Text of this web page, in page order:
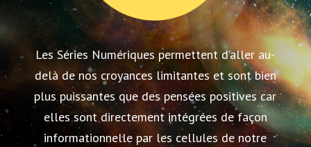
Les Séries Numériques permettent d’aller au-
delà de nos croyances limitantes et sont bien
plus puissantes que des pensées positives car
elles sont directement intégrées de façon
informationnelle par les cellules de notre